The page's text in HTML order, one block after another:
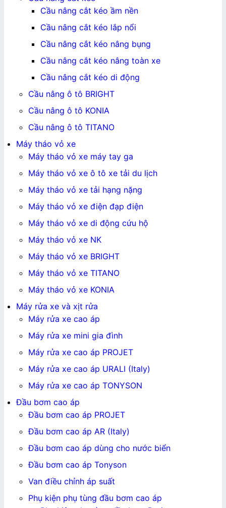
Cầu nâng cắt kéo ầm nền
Cầu nâng cắt kéo lắp nổi
Cầu nâng cắt kéo nâng bụng
Cầu nâng cắt kéo nâng toàn xe
Cầu nâng cắt kéo di động
Cầu nâng ô tô BRIGHT
Cầu nâng ô tô KONIA
Cầu nâng ô tô TITANO
Máy tháo vỏ xe
Máy tháo vỏ xe máy tay ga
Máy tháo vỏ xe ô tô xe tải du lịch
Máy tháo vỏ xe tải hạng nặng
Máy tháo vỏ xe điện đạp điện
Máy tháo vỏ xe di động cứu hộ
Máy tháo vỏ xe NK
Máy tháo vỏ xe BRIGHT
Máy tháo vỏ xe TITANO
Máy tháo vỏ xe KONIA
Máy rửa xe và xịt rửa
Máy rửa xe cao áp
Máy rửa xe mini gia đình
Máy rửa xe cao áp PROJET
Máy rửa xe cao áp URALI (Italy)
Máy rửa xe cao áp TONYSON
Đầu bơm cao áp
Đầu bơm cao áp PROJET
Đầu bơm cao áp AR (Italy)
Đầu bơm cao áp dùng cho nước biển
Đầu bơm cao áp Tonyson
Van điều chỉnh áp suất
Phụ kiện phụ tùng đầu bơm cao áp